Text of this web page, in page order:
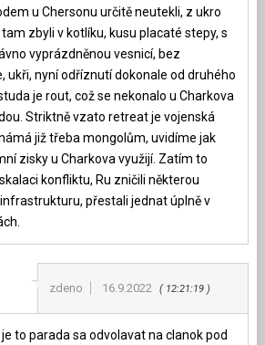
u Chersonu určitě neutekli, z ukro
zbyli v kotlíku, kusu placaté stepy, s
vyprázdněnou vesnicí, bez
ukři, nyní odříznutí dokonale od druhého
je rout, což se nekonalo u Charkova
Striktně vzato retreat je vojenská
již třeba mongolům, uvidíme jak
zisky u Charkova využijí. Zatím to
konfliktu, Ru zničili některou
přestali jednat úplně v
zdeno 16.9.2022 12:21:19
je to parada sa odvolavat na clanok pod